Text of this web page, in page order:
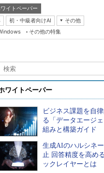
イトペーパー
初・中級者向けAI
その他
その他の特集
ワイトペーパー
ビジネス課題を自
る「データエージ
組みと構築ガイド
生成AIのハルシネ
止 回答精度を高め
ックレイヤーとは